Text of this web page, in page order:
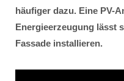
häufiger dazu. Eine PV-
Energieerzeugung lässt
Fassade installieren.